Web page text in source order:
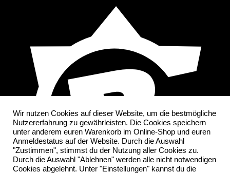
Wir nutzen Cookies auf dieser Website, um die bestmögliche
Nutzererfahrung zu gewährleisten. Die Cookies speichern
unter anderem euren Warenkorb im Online-Shop und euren
Anmeldestatus auf der Website. Durch die Auswahl
"Zustimmen", stimmst du der Nutzung aller Cookies zu.
Durch die Auswahl "Ablehnen" werden alle nicht notwendigen
Cookies abgelehnt. Unter "Einstellungen" kannst du die